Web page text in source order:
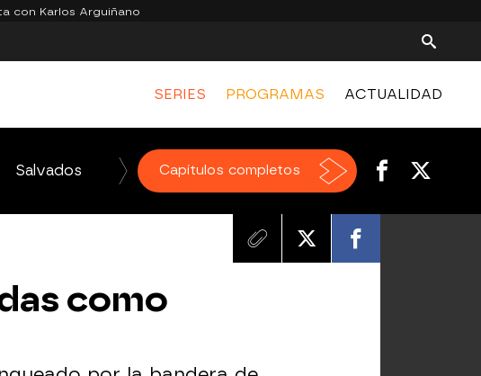
con Karlos Arguiñano
SERIES PROGRAMAS ACTUALIDAD
Salvados El Chiringuito de jugones
Capítulos completos
como